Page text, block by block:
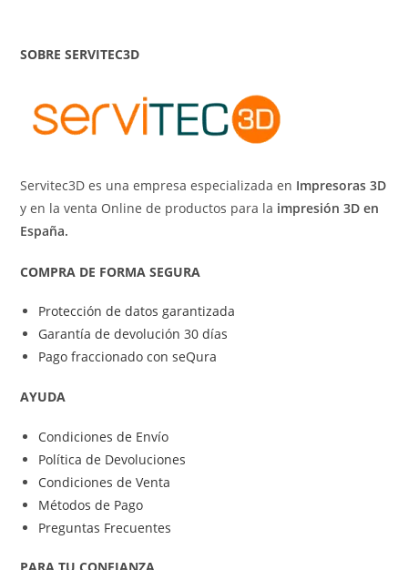
SOBRE SERVITEC3D
Servitec3D es una empresa especializada en Impresoras 3D
y en la venta Online de productos para la impresión 3D en
España.
COMPRA DE FORMA SEGURA
Protección de datos garantizada
Garantía de devolución 30 días
Pago fraccionado con seQura
AYUDA
Condiciones de Envío
Política de Devoluciones
Condiciones de Venta
Métodos de Pago
Preguntas Frecuentes